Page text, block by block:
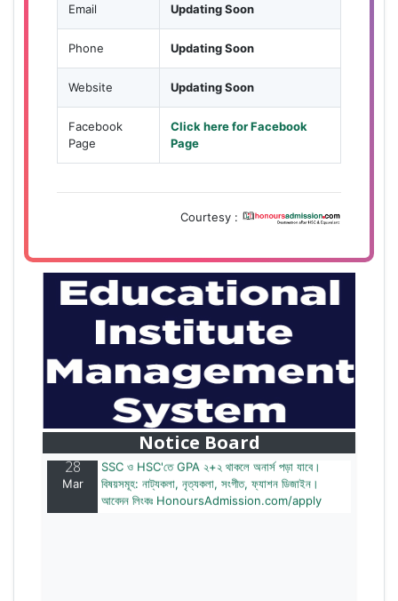
Email Updating Soon
Phone Updating Soon
Website Updating Soon
Facebook
Page
Click here for Facebook
Page
Courtesy :
Notice Board
বাজেটের মধ্যে প্রাইভেট ইউনিভার্সিটিতে অনার্স পড়ার সুযোগ।
২০টির অধিক বিষয়, ৪ বছরে মোট খরচ ২ লক্ষ থেকে ৫ লক্ষ টাকা।
আবেদন লিংকঃ HonoursAdmission.com/apply
28
Mar
SSC ও HSC'তে GPA ২+২ থাকলে অনার্স পড়া যাবে।
বিষয়সমূহ: নাট্যকলা, নৃত্যকলা, সংগীত, ফ্যাশন ডিজাইন।
আবেদন লিংকঃ HonoursAdmission.com/apply